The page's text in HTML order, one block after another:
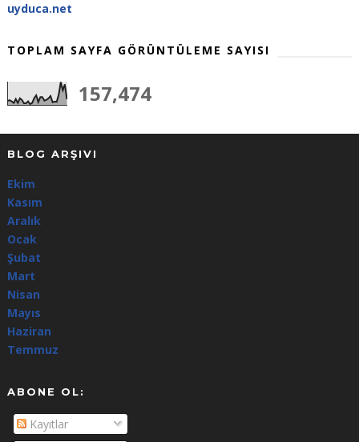
uyduca.net
TOPLAM SAYFA GÖRÜNTÜLEME SAYISI
157,474
BLOG ARŞIVI
Ekim
Kasım
Aralık(344)
Ocak(100)
Şubat
Mart
Nisan
Mayıs
Haziran
Temmuz
ABONE OL:
Kayıtlar